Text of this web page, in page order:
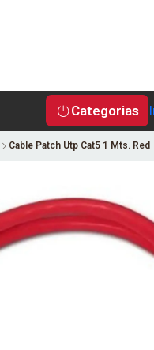
Categorias
Cable Patch Utp Cat5 1 Mts. Red